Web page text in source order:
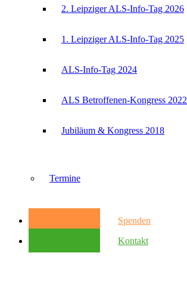
2. Leipziger ALS-Info-Tag 2026
1. Leipziger ALS-Info-Tag 2025
ALS-Info-Tag 2024
ALS Betroffenen-Kongress 2022
Jubiläum & Kongress 2018
Termine
Spenden
Kontakt